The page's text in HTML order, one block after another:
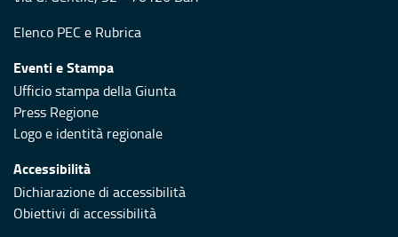
Elenco PEC e Rubrica
Eventi e Stampa
Ufficio stampa della Giunta
Press Regione
Logo e identità regionale
Accessibilità
Dichiarazione di accessibilità
Obiettivi di accessibilità